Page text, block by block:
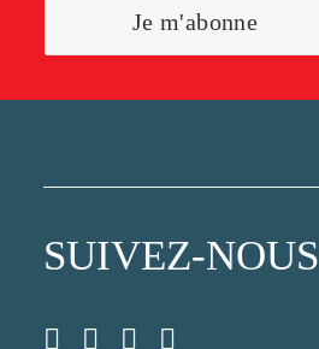
SUIVEZ-NOUS